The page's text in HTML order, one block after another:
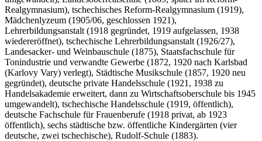
Realgymnasium), tschechisches Reform-Realgymnasium (1919),
Mädchenlyzeum (1905/06, geschlossen 1921),
Lehrerbildungsanstalt (1918 gegründet, 1919 aufgelassen, 1938
wiedereröffnet), tschechische Lehrerbildungsanstalt (1926/27),
Landesacker- und Weinbauschule (1875), Staatsfachschule für
Tonindustrie und verwandte Gewerbe (1872, 1920 nach Karlsbad
(Karlovy Vary) verlegt), Städtische Musikschule (1857, 1920 neu
gegründet), deutsche private Handelsschule (1921, 1938 zu
Handelsakademie erweitert, dann zu Wirtschaftsoberschule bis 1945
umgewandelt), tschechische Handelsschule (1919, öffentlich),
deutsche Fachschule für Frauenberufe (1918 privat, ab 1923
öffentlich), sechs städtische bzw. öffentliche Kindergärten (vier
deutsche, zwei tschechische), Rudolf-Schule (1883).